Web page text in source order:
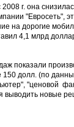
г. она
"Евросеть",
на дорогие
4,1 млрд
показали
долл. (по
"ценовой
выводить новые